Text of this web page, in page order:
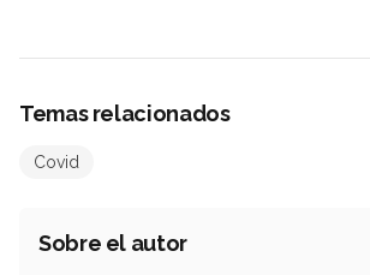
Temas relacionados
Covid
Sobre el autor